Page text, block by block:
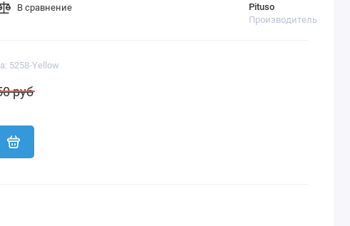
5258-Yellow
Pituso
Производитель
руб
В сравнение